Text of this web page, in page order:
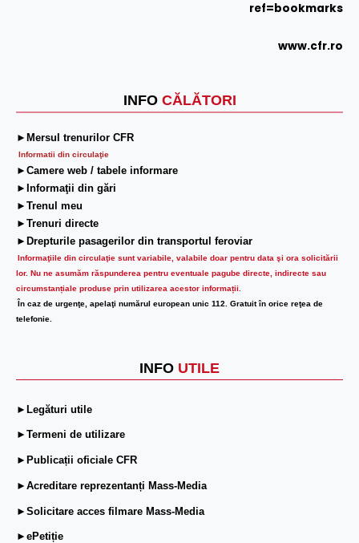
INFO CĂLĂTORI
►Mersul trenurilor CFR
Informatii din circulaţie
►Camere web / tabele informare
►Informaţii din gări
►Trenul meu
►Trenuri directe
►Drepturile pasagerilor din transportul feroviar
Informaţiile din circulaţie sunt variabile, valabile doar pentru data şi ora solicitării
lor. Nu ne asumăm răspunderea pentru eventuale pagube directe, indirecte sau
circumstanțiale produse prin utilizarea acestor informații.
În caz de urgenţe, apelaţi numărul european unic 112. Gratuit în orice reţea de
telefonie.
INFO UTILE
►Legături utile
►Termeni de utilizare
►Publicații oficiale CFR
►Acreditare reprezentanți Mass-Media
►Solicitare acces filmare Mass-Media
►ePetiție
ref=bookmarks
www.cfr.ro